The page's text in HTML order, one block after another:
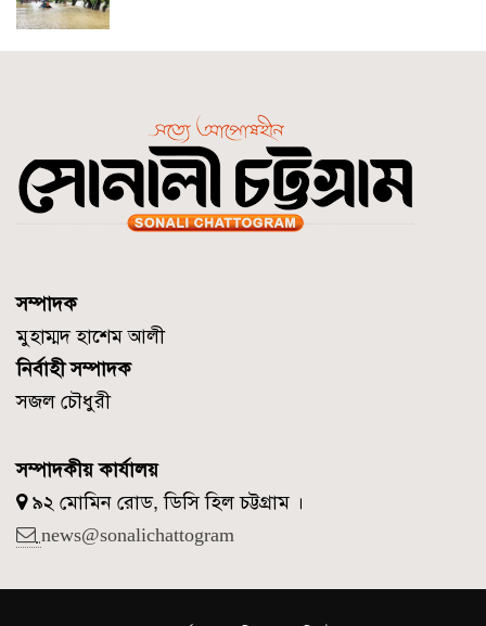
সম্পাদক
মুহাম্মদ হাশেম আলী
নির্বাহী সম্পাদক
সজল চৌধুরী
সম্পাদকীয় কার্যালয়
৯২ মোমিন রোড, ডিসি হিল চট্টগ্রাম ।
news@sonalichattogram